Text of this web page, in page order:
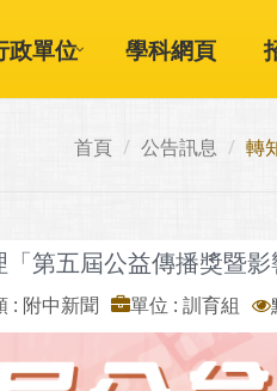
政單位 學科網頁
首頁 公告訊息 轉
第五屆公益傳播獎暨影
: 附中新聞 單位 : 訓育組